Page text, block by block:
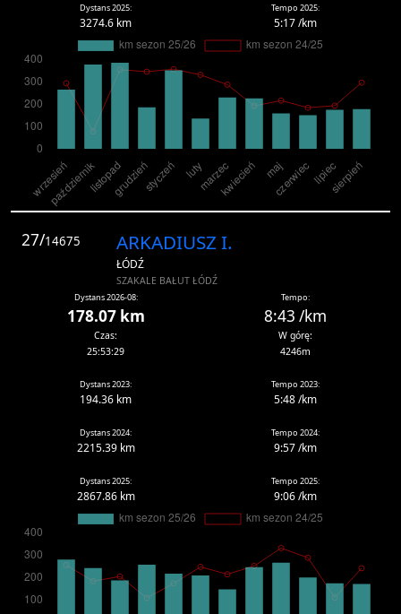
Dystans 2025:
3274.6 km
Tempo 2025:
5:17 /km
27/14675 ARKADIUSZ I.
ŁÓDŹ
SZAKALE BAŁUT ŁÓDŹ
Dystans 2026-08:
178.07 km
Tempo:
8:43 /km
Czas:
25:53:29
W górę:
4246m
Dystans 2023:
194.36 km
Tempo 2023:
5:48 /km
Dystans 2024:
2215.39 km
Tempo 2024:
9:57 /km
Dystans 2025:
2867.86 km
Tempo 2025:
9:06 /km